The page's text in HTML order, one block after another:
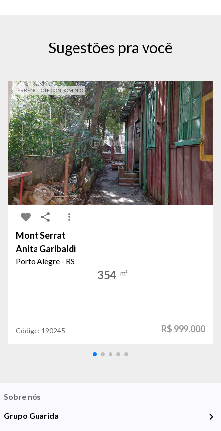
Sugestões pra você
TERRENO LOTE CONDOMINIO
Mont Serrat
Anita Garibaldi
Porto Alegre - RS
354 m²
Código: 190245 R$ 999.000
Sobre nós
Grupo Guarida